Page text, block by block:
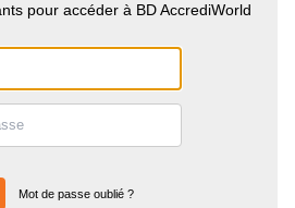
pour accéder à BD AccrediWorld
Mot de passe oublié ?